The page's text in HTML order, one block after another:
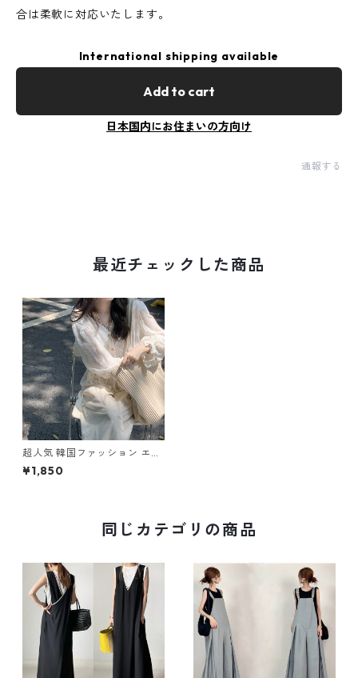
合は柔軟に対応いたします。
International shipping available
Add to cart
日本国内にお住まいの方向け
通報する
最近チェックした商品
超人気 韓国ファッション エレ
ガント 透かし彫り カーディガ
ン m-412
¥1,850
同じカテゴリの商品